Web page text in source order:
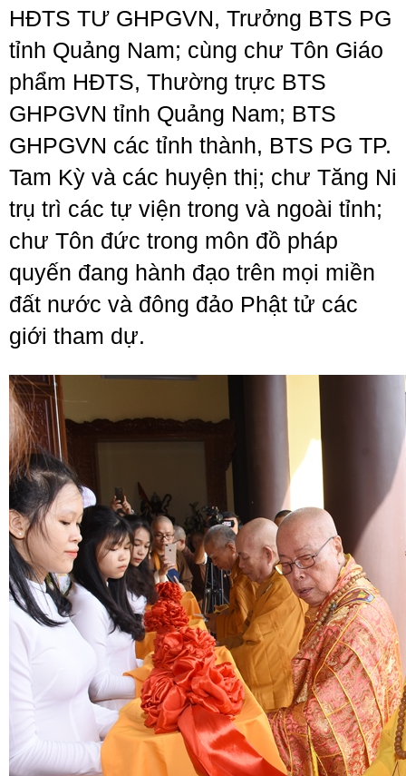
HĐTS TƯ GHPGVN, Trưởng BTS PG
tỉnh Quảng Nam; cùng chư Tôn Giáo
phẩm HĐTS, Thường trực BTS
GHPGVN tỉnh Quảng Nam; BTS
GHPGVN các tỉnh thành, BTS PG TP.
Tam Kỳ và các huyện thị; chư Tăng Ni
trụ trì các tự viện trong và ngoài tỉnh;
chư Tôn đức trong môn đồ pháp
quyến đang hành đạo trên mọi miền
đất nước và đông đảo Phật tử các
giới tham dự.